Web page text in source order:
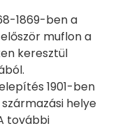
1869-ben a
muflon a
keresztül
1901-ben
helye
további